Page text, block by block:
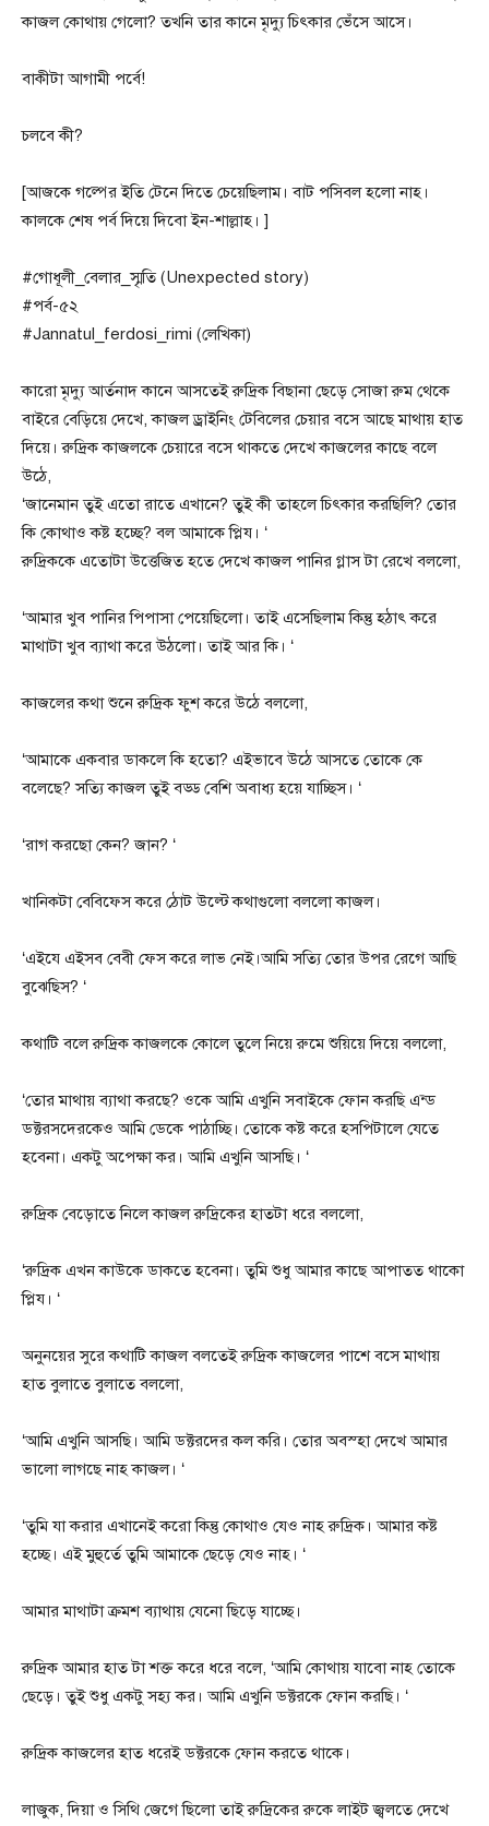
কাজল কোথায় গেলো? তখনি তার কানে মৃদ্যু চিৎকার ভেঁসে আসে।
বাকীটা আগামী পর্বে!
চলবে কী?
[আজকে গল্পের ইতি টেনে দিতে চেয়েছিলাম। বাট পসিবল হলো নাহ।
কালকে শেষ পর্ব দিয়ে দিবো ইন-শাল্লাহ। ]
#গোধূলী_বেলার_স্মৃতি (Unexpected story)
#পর্ব-৫২
#Jannatul_ferdosi_rimi (লেখিকা)
কারো মৃদ্যু আর্তনাদ কানে আসতেই রুদ্রিক বিছানা ছেড়ে সোজা রুম থেকে
বাইরে বেড়িয়ে দেখে, কাজল ড্রাইনিং টেবিলের চেয়ার বসে আছে মাথায় হাত
দিয়ে। রুদ্রিক কাজলকে চেয়ারে বসে থাকতে দেখে কাজলের কাছে বলে
উঠে,
‘জানেমান তুই এতো রাতে এখানে? তুই কী তাহলে চিৎকার করছিলি? তোর
কি কোথাও কষ্ট হচ্ছে? বল আমাকে প্লিয। ‘
রুদ্রিককে এতোটা উত্তেজিত হতে দেখে কাজল পানির গ্লাস টা রেখে বললো,
‘আমার খুব পানির পিপাসা পেয়েছিলো। তাই এসেছিলাম কিন্তু হঠাৎ করে
মাথাটা খুব ব্যাথা করে উঠলো। তাই আর কি। ‘
কাজলের কথা শুনে রুদ্রিক ফুশ করে উঠে বললো,
‘আমাকে একবার ডাকলে কি হতো? এইভাবে উঠে আসতে তোকে কে
বলেছে? সত্যি কাজল তুই বড্ড বেশি অবাধ্য হয়ে যাচ্ছিস। ‘
‘রাগ করছো কেন? জান? ‘
খানিকটা বেবিফেস করে ঠোট উল্টে কথাগুলো বললো কাজল।
‘এইযে এইসব বেবী ফেস করে লাভ নেই।আমি সত্যি তোর উপর রেগে আছি
বুঝেছিস? ‘
কথাটি বলে রুদ্রিক কাজলকে কোলে তুলে নিয়ে রুমে শুয়িয়ে দিয়ে বললো,
‘তোর মাথায় ব্যাথা করছে? ওকে আমি এখুনি সবাইকে ফোন করছি এন্ড
ডক্টরসদেরকেও আমি ডেকে পাঠাচ্ছি। তোকে কষ্ট করে হসপিটালে যেতে
হবেনা। একটু অপেক্ষা কর। আমি এখুনি আসছি। ‘
রুদ্রিক বেড়োতে নিলে কাজল রুদ্রিকের হাতটা ধরে বললো,
‘রুদ্রিক এখন কাউকে ডাকতে হবেনা। তুমি শুধু আমার কাছে আপাতত থাকো
প্লিয। ‘
অনুনয়ের সুরে কথাটি কাজল বলতেই রুদ্রিক কাজলের পাশে বসে মাথায়
হাত বুলাতে বুলাতে বললো,
‘আমি এখুনি আসছি। আমি ডক্টরদের কল করি। তোর অবস্হা দেখে আমার
ভালো লাগছে নাহ কাজল। ‘
‘তুমি যা করার এখানেই করো কিন্তু কোথাও যেও নাহ রুদ্রিক। আমার কষ্ট
হচ্ছে। এই মুহুর্তে তুমি আমাকে ছেড়ে যেও নাহ। ‘
আমার মাথাটা ক্রমশ ব্যাথায় যেনো ছিড়ে যাচ্ছে।
রুদ্রিক আমার হাত টা শক্ত করে ধরে বলে, ‘আমি কোথায় যাবো নাহ তোকে
ছেড়ে। তুই শুধু একটু সহ্য কর। আমি এখুনি ডক্টরকে ফোন করছি। ‘
রুদ্রিক কাজলের হাত ধরেই ডক্টরকে ফোন করতে থাকে।
লাজুক, দিয়া ও সিথি জেগে ছিলো তাই রুদ্রিকের রুকে লাইট জ্বলতে দেখে